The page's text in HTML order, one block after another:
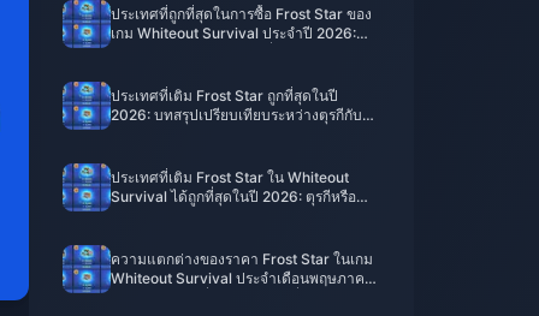
ประเทศที่ถูกที่สุดในการซื้อ Frost Star ของ
เกม Whiteout Survival ประจำปี 2026:
ประเทศที่เติม Frost Star ถูกที่สุดในปี
2026: บทสรุปเปรียบเทียบระหว่างตุรกีกับ
ประเทศที่เติม Frost Star ใน Whiteout
Survival ได้ถูกที่สุดในปี 2026: ตุรกีหรือ
ความแตกต่างของราคา Frost Star ในเกม
Whiteout Survival ประจำเดือนพฤษภาคม